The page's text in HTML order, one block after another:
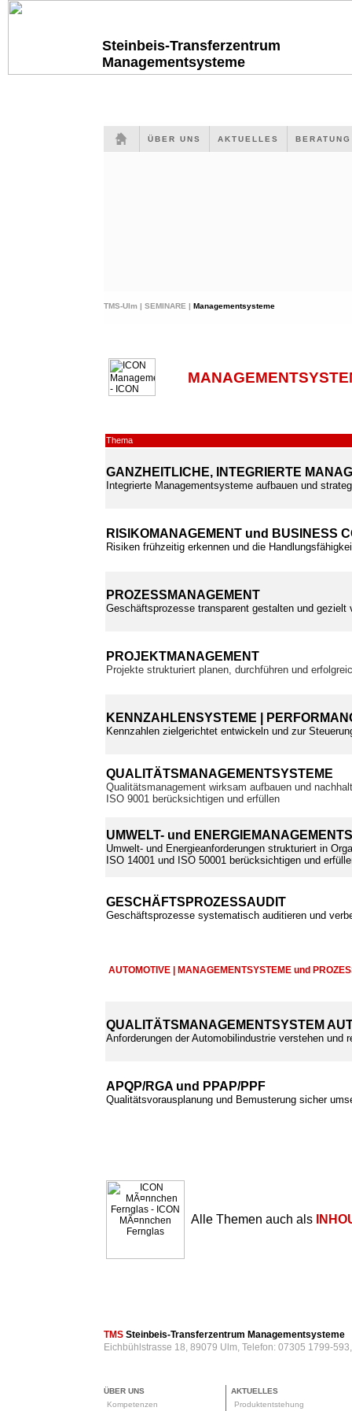
Steinbeis-Transferzentrum
Managementsysteme
ÜBER UNS AKTUELLES
TMS-Ulm | SEMINARE | Managementsysteme
Thema
GANZHEITLICHE, INTEGRIERTE
Integrierte Managementsysteme aufbauen und
RISIKOMANAGEMENT und BUSINESS
Risiken frühzeitig erkennen und die
PROZESSMANAGEMENT
Geschäftsprozesse transparent gestalten und gezielt
PROJEKTMANAGEMENT
Projekte strukturiert planen, durchführen und
KENNZAHLENSYSTEME |
Kennzahlen zielgerichtet entwickeln und zur
QUALITÄTSMANAGEMENTSYSTEME
Qualitätsmanagement wirksam aufbauen und
ISO 9001 berücksichtigen und erfüllen
UMWELT- und
Umwelt- und Energieanforderungen strukturiert in
ISO 14001 und ISO 50001 berücksichtigen und
GESCHÄFTSPROZESSAUDIT
Geschäftsprozesse systematisch auditieren und
AUTOMOTIVE | MANAGEMENTSYSTEME und
QUALITÄTSMANAGEMENTSYSTEM
Anforderungen der Automobilindustrie verstehen und
APQP/RGA und PPAP/PPF
Qualitätsvorausplanung und Bemusterung sicher
Alle Themen auch als
TMS Steinbeis-Transferzentrum Managementsysteme
Eichbühlstrasse 18, 89079 Ulm, Telefon: 07305 1799-
ÜBER UNS
Kompetenzen
AKTUELLES
Produktentstehung